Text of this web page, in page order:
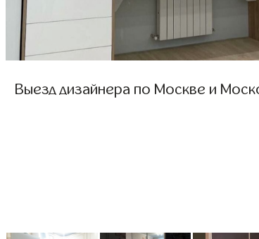
Выезд дизайнера по Москве и